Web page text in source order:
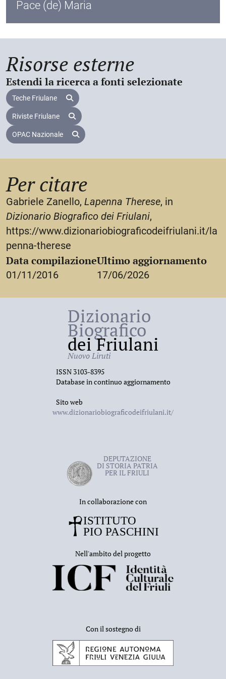
friulano fiabe, novelle e leggende dal francese, dal
1921e venne sepolta nel cimitero di Persenbeug,
Pace (de) Maria
Risorse esterne
Estendi la ricerca a fonti selezionate
Teche Friulane
Riviste Friulane
OPAC Nazionale
Per citare
Gabriele Zanello, Lapenna Therese, in
Dizionario Biografico dei Friulani,
https://www.dizionariobiograficodeifriulani.it/la
penna-therese
Data compilazione
01/11/2016
Ultimo aggiornamento
17/06/2026
Dizionario
Biografico
dei Friulani
Nuovo Liruti
ISSN 3103-8395
Database in continuo aggiornamento
Sito web
www.dizionariobiograficodeifriulani.it/
DEPUTAZIONE
DI STORIA PATRIA
PER IL FRIULI
In collaborazione con
Nell'ambito del progetto
Con il sostegno di